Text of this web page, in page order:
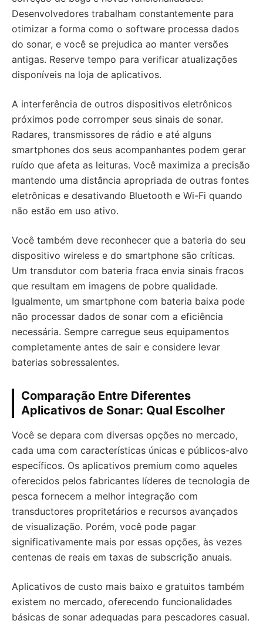
Desenvolvedores trabalham constantemente para
otimizar a forma como o software processa dados
do sonar, e você se prejudica ao manter versões
antigas. Reserve tempo para verificar atualizações
disponíveis na loja de aplicativos.
A interferência de outros dispositivos eletrônicos
próximos pode corromper seus sinais de sonar.
Radares, transmissores de rádio e até alguns
smartphones dos seus acompanhantes podem gerar
ruído que afeta as leituras. Você maximiza a precisão
mantendo uma distância apropriada de outras fontes
eletrônicas e desativando Bluetooth e Wi-Fi quando
não estão em uso ativo.
Você também deve reconhecer que a bateria do seu
dispositivo wireless e do smartphone são críticas.
Um transdutor com bateria fraca envia sinais fracos
que resultam em imagens de pobre qualidade.
Igualmente, um smartphone com bateria baixa pode
não processar dados de sonar com a eficiência
necessária. Sempre carregue seus equipamentos
completamente antes de sair e considere levar
baterias sobressalentes.
Comparação Entre Diferentes
Aplicativos de Sonar: Qual Escolher
Você se depara com diversas opções no mercado,
cada uma com características únicas e públicos-alvo
específicos. Os aplicativos premium como aqueles
oferecidos pelos fabricantes líderes de tecnologia de
pesca fornecem a melhor integração com
transductores propritetários e recursos avançados
de visualização. Porém, você pode pagar
significativamente mais por essas opções, às vezes
centenas de reais em taxas de subscrição anuais.
Aplicativos de custo mais baixo e gratuitos também
existem no mercado, oferecendo funcionalidades
básicas de sonar adequadas para pescadores casual.